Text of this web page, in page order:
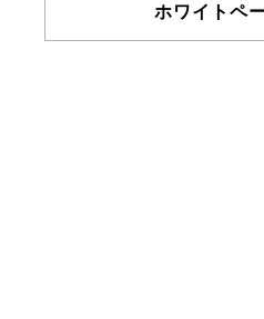
ホワイトペ